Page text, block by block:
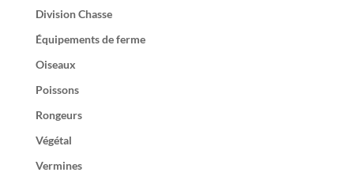
Division Chasse
Équipements de ferme
Oiseaux
Poissons
Rongeurs
Végétal
Vermines